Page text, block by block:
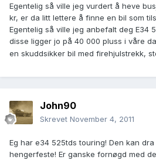
Egentelig så ville jeg vurdert å heve
kr, er da litt lettere å finne en bil som
Egentelig så ville jeg anbefalt deg E34
disse ligger jo på 40 000 pluss i våre
en skuddsikker bil med firehjulstrekk,
John90
Skrevet November 4, 2011
Eg har e34 525tds touring! Den kan
hengerfeste! Er ganske fornøgd med